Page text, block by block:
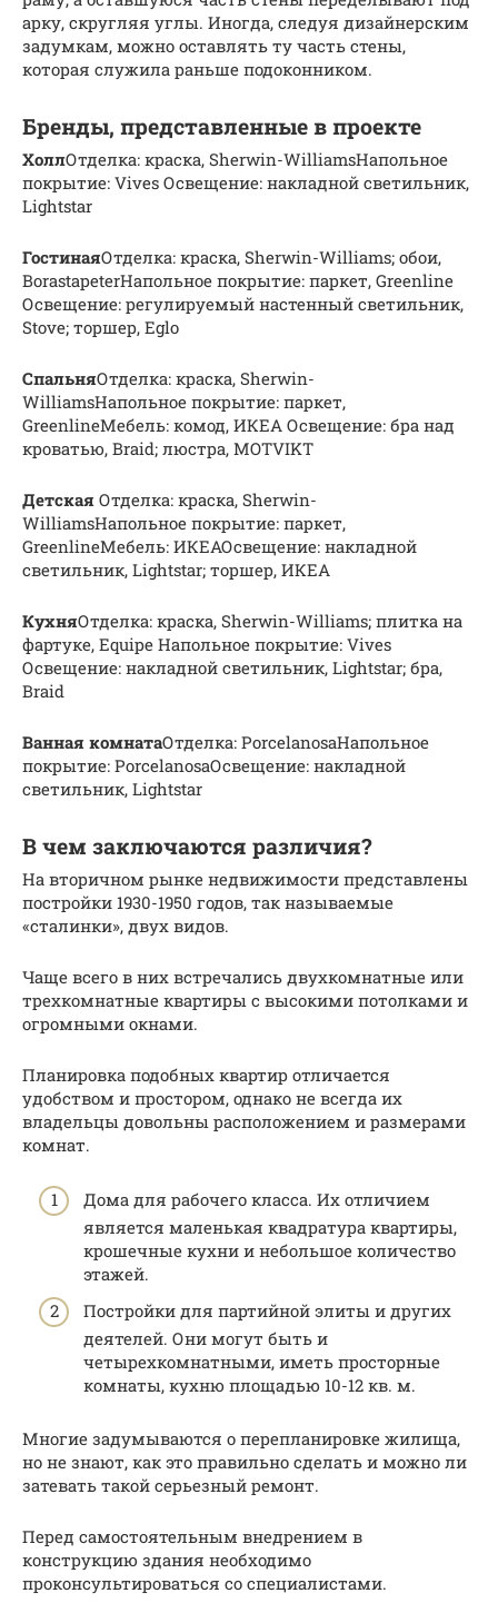
арку, скругляя углы. Иногда, следуя дизайнерским
задумкам, можно оставлять ту часть стены,
которая служила раньше подоконником.
Бренды, представленные в проекте
ХоллОтделка: краска, Sherwin-WilliamsНапольное
покрытие: Vives Освещение: накладной светильник,
Lightstar
ГостинаяОтделка: краска, Sherwin-Williams; обои,
BorastapeterНапольное покрытие: паркет, Greenline
Освещение: регулируемый настенный светильник,
Stove; торшер, Eglo
СпальняОтделка: краска, Sherwin-
WilliamsНапольное покрытие: паркет,
GreenlineМебель: комод, ИКЕА Освещение: бра над
кроватью, Braid; люстра, MOTVIKT
Детская Отделка: краска, Sherwin-
WilliamsНапольное покрытие: паркет,
GreenlineМебель: ИКЕАОсвещение: накладной
светильник, Lightstar; торшер, ИКЕА
КухняОтделка: краска, Sherwin-Williams; плитка на
фартуке, Equipe Напольное покрытие: Vives
Освещение: накладной светильник, Lightstar; бра,
Braid
Ванная комнатаОтделка: PorcelanosaНапольное
покрытие: PorcelanosaОсвещение: накладной
светильник, Lightstar
В чем заключаются различия?
На вторичном рынке недвижимости представлены
постройки 1930-1950 годов, так называемые
«сталинки», двух видов.
Чаще всего в них встречались двухкомнатные или
трехкомнатные квартиры с высокими потолками и
огромными окнами.
Планировка подобных квартир отличается
удобством и простором, однако не всегда их
владельцы довольны расположением и размерами
комнат.
Дома для рабочего класса. Их отличием
является маленькая квадратура квартиры,
крошечные кухни и небольшое количество
этажей.
Постройки для партийной элиты и других
деятелей. Они могут быть и
четырехкомнатными, иметь просторные
комнаты, кухню площадью 10-12 кв. м.
Многие задумываются о перепланировке жилища,
но не знают, как это правильно сделать и можно ли
затевать такой серьезный ремонт.
Перед самостоятельным внедрением в
конструкцию здания необходимо
проконсультироваться со специалистами.